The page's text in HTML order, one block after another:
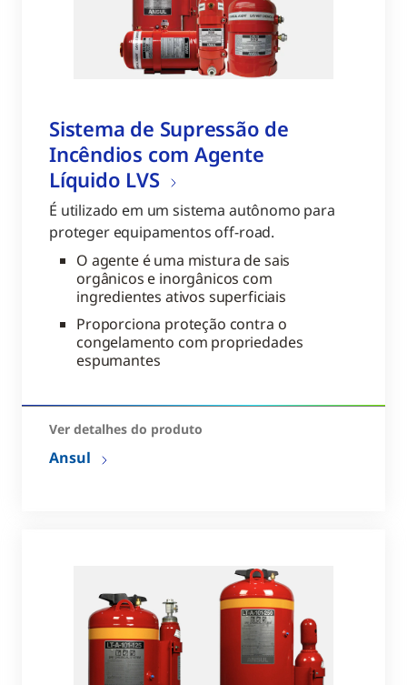
Sistema de Supressão de
Incêndios com Agente
Líquido LVS
É utilizado em um sistema autônomo para
proteger equipamentos off-road.
O agente é uma mistura de sais
orgânicos e inorgânicos com
ingredientes ativos superficiais
Proporciona proteção contra o
congelamento com propriedades
espumantes
Ver detalhes do produto
Ansul